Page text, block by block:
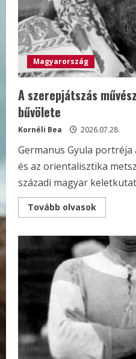
Magyarország
A szerepjátszás
bűvölete
Kornéli Bea 2026.07.28.
Germanus Gyula
és az orientalisztika
századi magyar
Tovább olvasok
more
és
kelet
bűvölete